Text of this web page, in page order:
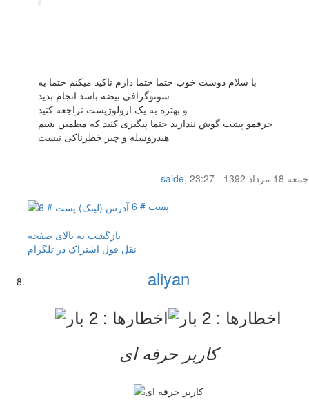
با سلام دوست خوب حتما حتما دارم تاکید میکنم حتما یه
سونوگرافی بیضه باسد انجام بدید
و بهتره به یک ارولوژیست نراجعه کنید
حرفمو پشت گوش نندازید حتما پیگیری کنید که مطمین شیم
هیدروسله و چیز خطرناکی نیست
saide,
جمعه 18 مرداد 1392 - 23:27
پست # 6
بازگشت به بالای صفحه
نقل قول اشتراک در تلگرام
aliyan
کاربر حرفه ای